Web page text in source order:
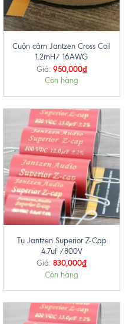
Cuộn cảm Jantzen Cross Coil
1.2mH/ 16AWG
Giá: 950,000₫
Còn hàng
Tụ Jantzen Superior Z-Cap
4.7uf /800V
Giá: 830,000₫
Còn hàng